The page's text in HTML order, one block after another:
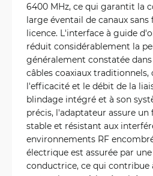
6400 MHz, ce qui garantit la
large éventail de canaux sans
licence. L'interface à guide
réduit considérablement la
généralement constatée
câbles coaxiaux traditionnels,
l'efficacité et le débit de la
blindage intégré et à son
précis, l'adaptateur assure
stable et résistant aux
environnements RF
électrique est assurée par
conductrice, ce qui contribue